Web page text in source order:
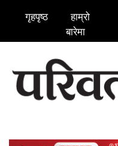
गृहपृष्ठ
हाम्रो
बारेमा